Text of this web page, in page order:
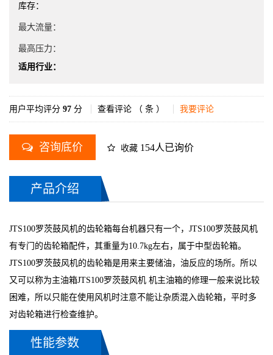
库存：
最大流量：
最高压力：
适用行业：
用户平均评分 97 分 查看评论 （ 条 ） 我要评论
咨询底价 收藏 154人已询价
产品介绍
JTS100罗茨鼓风机的齿轮箱每台机器只有一个，JTS100罗茨鼓风机
有专门的齿轮箱配件，其重量为10.7kg左右，属于中型齿轮箱。
JTS100罗茨鼓风机的齿轮箱是用来主要储油，油反应的场所。所以
又可以称为主油箱JTS100罗茨鼓风机 机主油箱的修理一般来说比较
困难，所以只能在使用风机时注意不能让杂质混入齿轮箱，平时多
对齿轮箱进行检查维护。
性能参数